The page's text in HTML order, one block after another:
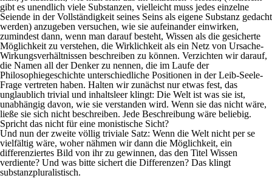
gibt es unendlich viele Substanzen, vielleicht muss jedes einzelne
Seiende in der Vollständigkeit seines Seins als eigene Substanz gedacht
werden) anzugeben versuchen, wie sie aufeinander einwirken,
zumindest dann, wenn man darauf besteht, Wissen als die gesicherte
Möglichkeit zu verstehen, die Wirklichkeit als ein Netz von Ursache-
Wirkungsverhältnissen beschreiben zu können. Verzichten wir darauf,
die Namen all der Denker zu nennen, die im Laufe der
Philosophiegeschichte unterschiedliche Positionen in der Leib-Seele-
Frage vertreten haben. Halten wir zunächst nur etwas fest, das
unglaublich trivial und inhaltsleer klingt: Die Welt ist was sie ist,
unabhängig davon, wie sie verstanden wird. Wenn sie das nicht wäre,
ließe sie sich nicht beschreiben. Jede Beschreibung wäre beliebig.
Spricht das nicht für eine monistische Sicht?
Und nun der zweite völlig triviale Satz: Wenn die Welt nicht per se
vielfältig wäre, woher nähmen wir dann die Möglichkeit, ein
differenziertes Bild von ihr zu gewinnen, das den Titel Wissen
verdiente? Und was bitte sichert die Differenzen? Das klingt
substanzpluralistisch.